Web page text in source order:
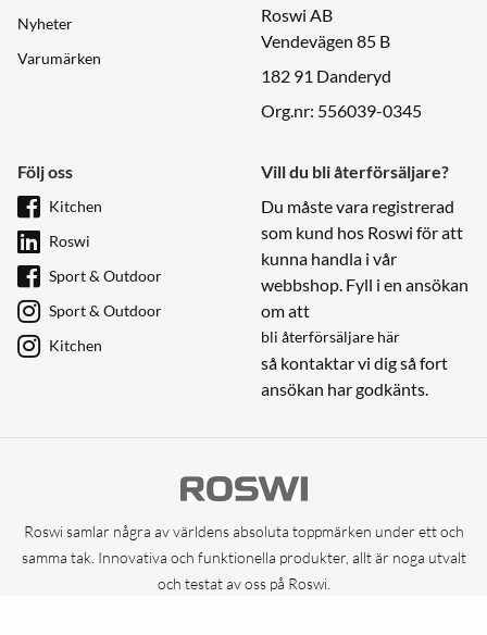
Nyheter
Varumärken
Roswi AB
Vendevägen 85 B
182 91 Danderyd
Org.nr: 556039-0345
Följ oss
Kitchen
Roswi
Sport & Outdoor
Sport & Outdoor
Kitchen
Vill du bli återförsäljare?
Du måste vara registrerad
som kund hos Roswi för att
kunna handla i vår
webbshop. Fyll i en ansökan
om att
bli återförsäljare här
så kontaktar vi dig så fort
ansökan har godkänts.
Roswi samlar några av världens absoluta toppmärken under ett och
samma tak. Innovativa och funktionella produkter, allt är noga utvalt
och testat av oss på Roswi.